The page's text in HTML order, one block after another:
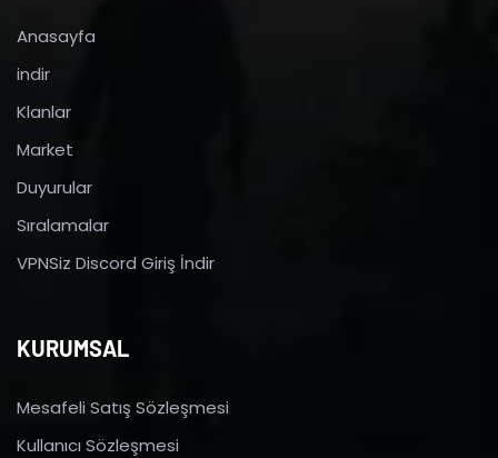
Anasayfa
indir
Klanlar
Market
Duyurular
Sıralamalar
VPNSiz Discord Giriş İndir
KURUMSAL
Mesafeli Satış Sözleşmesi
Kullanıcı Sözleşmesi